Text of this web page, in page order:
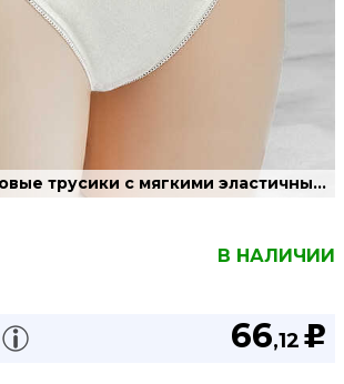
В НАЛИЧИИ
66,12 u
Женские хлопковые трусики с мягкими эластичными кружевами.